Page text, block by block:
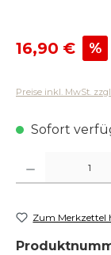
Verkaufspreis:
16,90 € %
Preise inkl. MwSt.
Sofort
Zum Merkzettel